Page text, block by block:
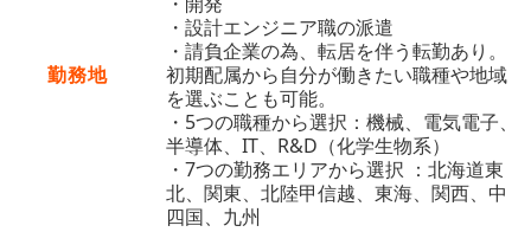
勤務地
・設計エンジニア職の派遣
・請負企業の為、転居を伴う転勤あり。
初期配属から自分が働きたい職種や地域
を選ぶことも可能。
・5つの職種から選択：機械、電気電子、
半導体、IT、R&D（化学生物系）
・7つの勤務エリアから選択 ：北海道東
北、関東、北陸甲信越、東海、関西、中
四国、九州